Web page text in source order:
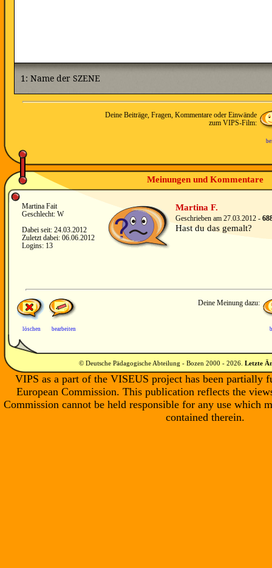
Deine Beiträge, Fragen, Kommentare oder Einwände
zum VIPS-Film:
Meinungen und Kommentare
Martina Fait
Geschlecht: W
Dabei seit: 24.03.2012
Zuletzt dabei: 06.06.2012
Logins: 13
Martina F.
Geschrieben am 27.03.2012 -
Hast du das gemalt?
löschen bearbeiten
Deine Meinung dazu:
© Deutsche Pädagogische Abteilung - Bozen 2000 - 2026 Letzte
VIPS as a part of the VISEUS project has been partially
European Commission. This publication reflects the
Commission cannot be held responsible for any use which
contained therein.